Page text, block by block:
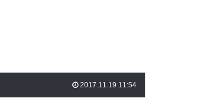
2017.11.19 11:54